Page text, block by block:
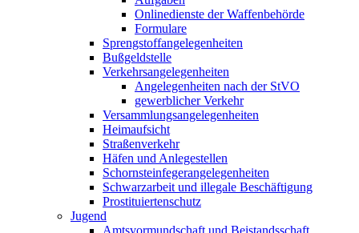
Onlinedienste der Waffenbehörde
Formulare
Sprengstoff­angelegenheiten
Bußgeldstelle
Verkehrsangelegenheiten
Angelegenheiten nach der StVO
gewerblicher Verkehr
Versammlungs­angelegenheiten
Heimaufsicht
Straßenverkehr
Häfen und Anlegestellen
Schornsteinfeger­angelegenheiten
Schwarzarbeit und illegale Beschäftigung
Prostituiertenschutz
Jugend
Amtsvormundschaft und Beistandsschaft